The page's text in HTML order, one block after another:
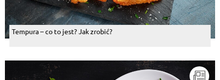
Tempura – co to jest? Jak zrobić?